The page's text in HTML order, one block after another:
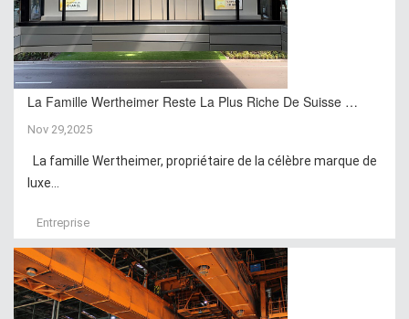
La Famille Wertheimer Reste La Plus Riche De Suisse …
Nov 29,2025
La famille Wertheimer, propriétaire de la célèbre marque de
luxe...
Entreprise